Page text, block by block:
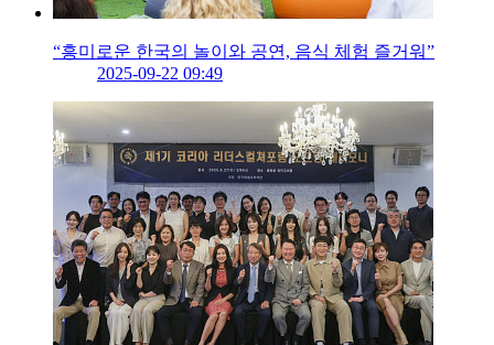
“흥미로운 한국의 놀이와 공연, 음식 체험 즐거워”
2025-09-22 09:49